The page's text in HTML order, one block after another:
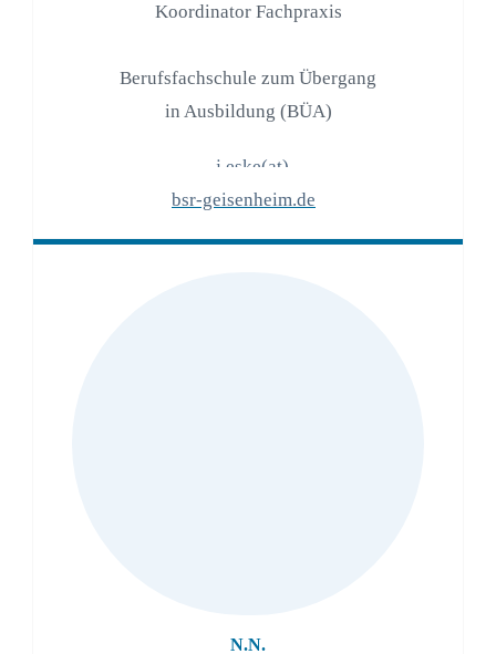
Koordinator Fachpraxis
Berufsfachschule zum Übergang
in Ausbildung (BÜA)
j.eske(at)
bsr-geisenheim.de
N.N.